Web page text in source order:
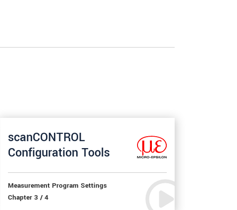
scanCONTROL
Configuration Tools
Measurement Program Settings
Chapter 3 / 4